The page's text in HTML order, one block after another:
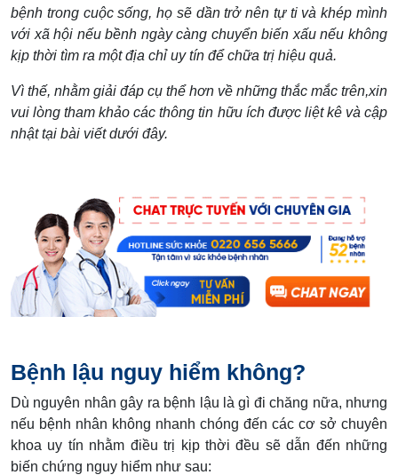
bệnh trong cuộc sống, họ sẽ dần trở nên tự ti và khép mình
với xã hội nếu bềnh ngày càng chuyển biến xấu nếu không
kịp thời tìm ra một địa chỉ uy tín để chữa trị hiệu quả.
Vì thế, nhằm giải đáp cụ thể hơn về những thắc mắc trên,xin
vui lòng tham khảo các thông tin hữu ích được liệt kê và cập
nhật tại bài viết dưới đây.
Bệnh lậu nguy hiểm không?
Dù nguyên nhân gây ra bệnh lậu là gì đi chăng nữa, nhưng
nếu bệnh nhân không nhanh chóng đến các cơ sở chuyên
khoa uy tín nhằm điều trị kịp thời đều sẽ dẫn đến những
biến chứng nguy hiểm như sau: